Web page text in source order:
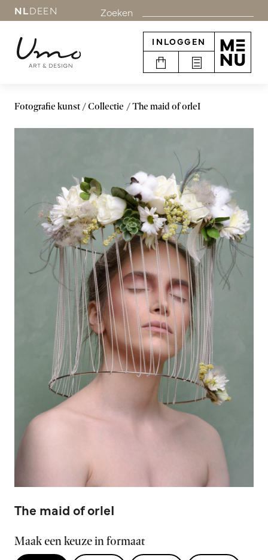
NLDEEN Zoeken
INLOGGEN
Fotografie kunst Collectie The maid of orleI
The maid of orleI
Maak een keuze in formaat